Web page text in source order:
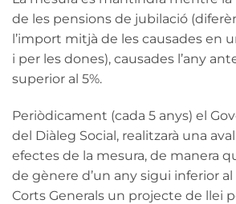
de les pensions de jubilació
l’import mitjà de les causades en
i per les dones), causades l’any
superior al 5%.
Periòdicament (cada 5 anys) el
del Diàleg Social, realitzarà una
efectes de la mesura, de manera
de gènere d’un any sigui inferior al
Corts Generals un projecte de llei